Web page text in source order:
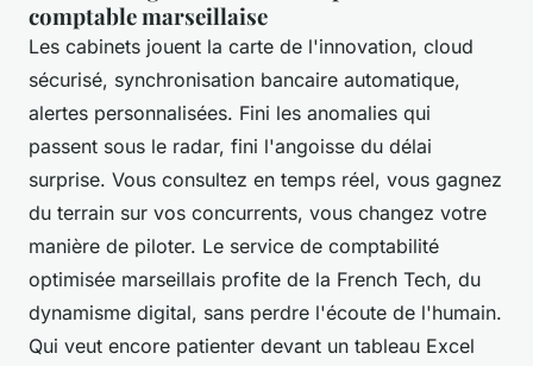
comptable marseillaise
Les cabinets jouent la carte de l'innovation, cloud
sécurisé, synchronisation bancaire automatique,
alertes personnalisées. Fini les anomalies qui
passent sous le radar, fini l'angoisse du délai
surprise. Vous consultez en temps réel, vous gagnez
du terrain sur vos concurrents, vous changez votre
manière de piloter. Le service de comptabilité
optimisée marseillais profite de la French Tech, du
dynamisme digital, sans perdre l'écoute de l'humain.
Qui veut encore patienter devant un tableau Excel